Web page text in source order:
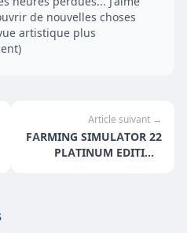
de nouvelles choses
artistique plus
Article suivant →
FARMING SIMULATOR 22
PLATINUM EDITION